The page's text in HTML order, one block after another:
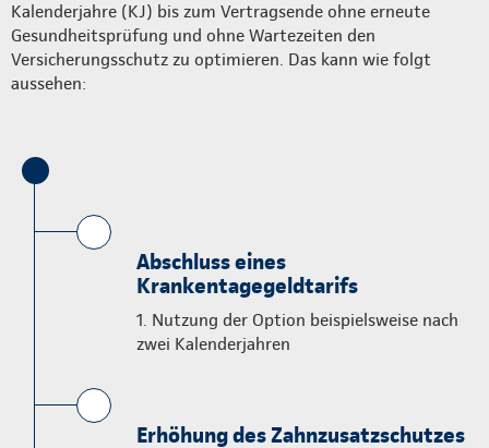
Kalenderjahre (KJ) bis zum Vertragsende ohne erneute
Gesundheitsprüfung und ohne Wartezeiten den
Versicherungsschutz zu optimieren. Das kann wie folgt
aussehen:
Abschluss eines
Krankentagegeldtarifs
1. Nutzung der Option beispielsweise nach
zwei Kalenderjahren
Erhöhung des Zahnzusatzschutzes